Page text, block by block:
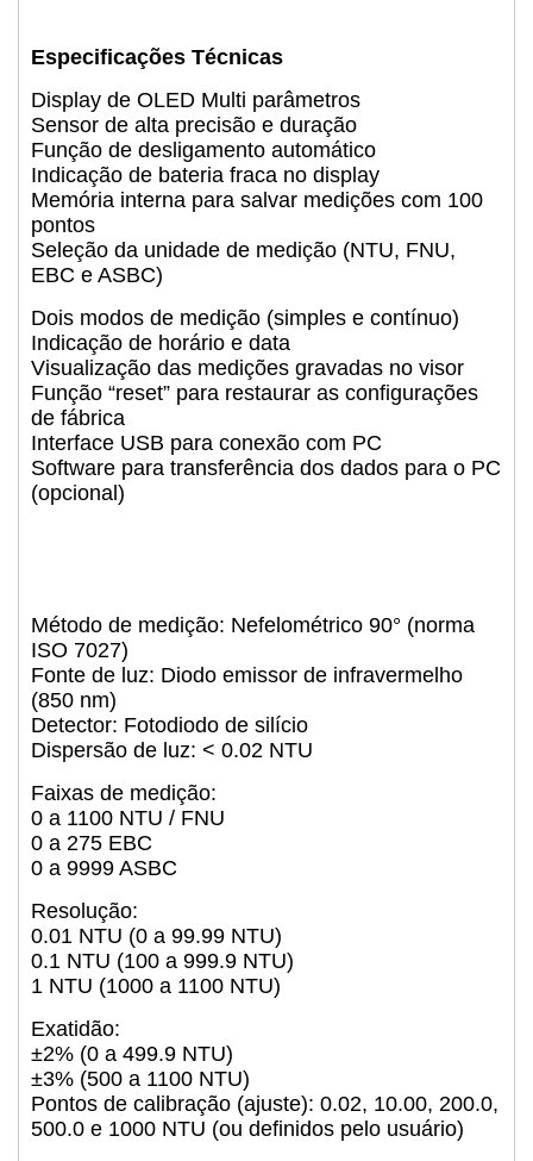
Especificações Técnicas
Display de OLED Multi parâmetros
Sensor de alta precisão e duração
Função de desligamento automático
Indicação de bateria fraca no display
Memória interna para salvar medições com 100
pontos
Seleção da unidade de medição (NTU, FNU,
EBC e ASBC)
Dois modos de medição (simples e contínuo)
Indicação de horário e data
Visualização das medições gravadas no visor
Função “reset” para restaurar as configurações
de fábrica
Interface USB para conexão com PC
Software para transferência dos dados para o PC
(opcional)
Método de medição: Nefelométrico 90° (norma
ISO 7027)
Fonte de luz: Diodo emissor de infravermelho
(850 nm)
Detector: Fotodiodo de silício
Dispersão de luz: < 0.02 NTU
Faixas de medição:
0 a 1100 NTU / FNU
0 a 275 EBC
0 a 9999 ASBC
Resolução:
0.01 NTU (0 a 99.99 NTU)
0.1 NTU (100 a 999.9 NTU)
1 NTU (1000 a 1100 NTU)
Exatidão:
±2% (0 a 499.9 NTU)
±3% (500 a 1100 NTU)
Pontos de calibração (ajuste): 0.02, 10.00, 200.0,
500.0 e 1000 NTU (ou definidos pelo usuário)